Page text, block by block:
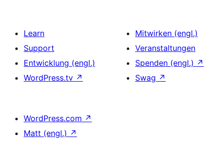
Learn
Support
Entwicklung (engl.)
WordPress.tv ↗
Mitwirken (engl.)
Veranstaltungen
Spenden (engl.) ↗
Swag ↗
WordPress.com ↗
Matt (engl.) ↗